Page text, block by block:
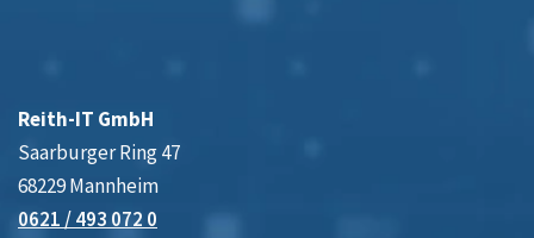
Reith-IT GmbH
Saarburger Ring 47
68229 Mannheim
0621 / 493 072 0